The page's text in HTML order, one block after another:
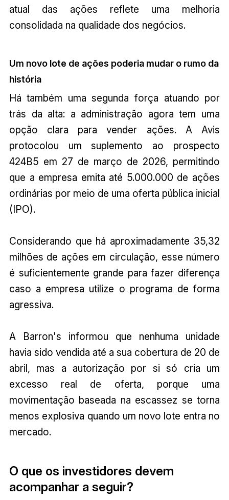
atual das ações reflete uma melhoria
consolidada na qualidade dos negócios.
Um novo lote de ações poderia mudar o rumo da
história
Há também uma segunda força atuando por
trás da alta: a administração agora tem uma
opção clara para vender ações. A Avis
protocolou um suplemento ao prospecto
424B5 em 27 de março de 2026, permitindo
que a empresa emita até 5.000.000 de ações
ordinárias por meio de uma oferta pública inicial
(IPO).
Considerando que há aproximadamente 35,32
milhões de ações em circulação, esse número
é suficientemente grande para fazer diferença
caso a empresa utilize o programa de forma
agressiva.
A Barron's informou que nenhuma unidade
havia sido vendida até a sua cobertura de 20 de
abril, mas a autorização por si só cria um
excesso real de oferta, porque uma
movimentação baseada na escassez se torna
menos explosiva quando um novo lote entra no
mercado.
O que os investidores devem
acompanhar a seguir?